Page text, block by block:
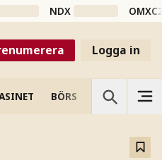
NDX
Logga in
BÖRS VETENSKAP